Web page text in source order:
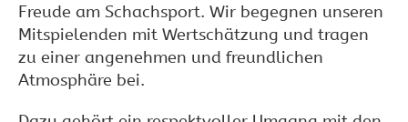
Freude am Schachsport. Wir begegnen unseren
Mitspielenden mit Wertschätzung und tragen
zu einer angenehmen und freundlichen
Atmosphäre bei.